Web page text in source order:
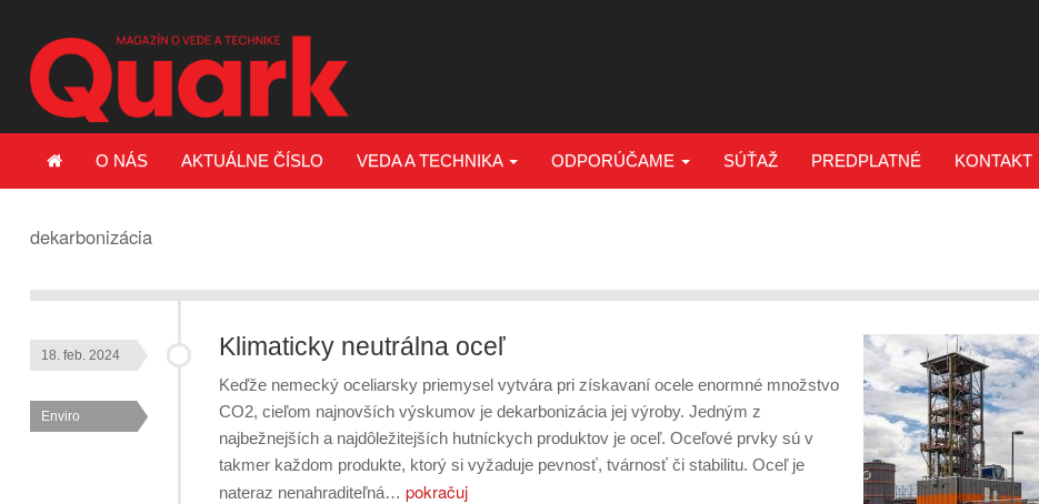
O NÁS AKTUÁLNE ČÍSLO VEDA A TECHNIKA ODPORÚČAME SÚŤAŽ PREDPLATNÉ KONTAKT
dekarbonizácia
Klimaticky neutrálna oceľ
18. feb. 2024
Enviro
Keďže nemecký oceliarsky priemysel vytvára pri získavaní ocele enormné množstvo
CO2, cieľom najnovších výskumov je dekarbonizácia jej výroby. Jedným z
najbežnejších a najdôležitejších hutníckych produktov je oceľ. Oceľové prvky sú v
takmer každom produkte, ktorý si vyžaduje pevnosť, tvárnosť či stabilitu. Oceľ je
nateraz nenahraditeľná… pokračuj